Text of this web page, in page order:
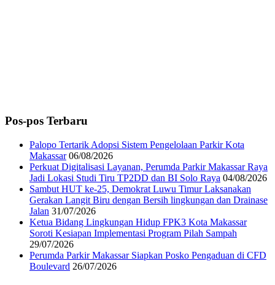
Pos-pos Terbaru
Palopo Tertarik Adopsi Sistem Pengelolaan Parkir Kota
Makassar 06/08/2026
Perkuat Digitalisasi Layanan, Perumda Parkir Makassar Raya
Jadi Lokasi Studi Tiru TP2DD dan BI Solo Raya 04/08/2026
Sambut HUT ke-25, Demokrat Luwu Timur Laksanakan
Gerakan Langit Biru dengan Bersih lingkungan dan Drainase
Jalan 31/07/2026
Ketua Bidang Lingkungan Hidup FPK3 Kota Makassar
Soroti Kesiapan Implementasi Program Pilah Sampah
29/07/2026
Perumda Parkir Makassar Siapkan Posko Pengaduan di CFD
Boulevard 26/07/2026